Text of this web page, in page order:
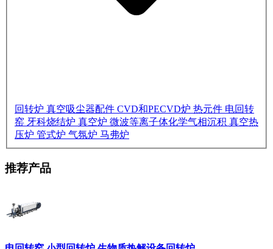
回转炉 真空吸尘器配件 CVD和PECVD炉 热元件 电回转
窑 牙科烧结炉 真空炉 微波等离子体化学气相沉积 真空热
压炉 管式炉 气氛炉 马弗炉
推荐产品